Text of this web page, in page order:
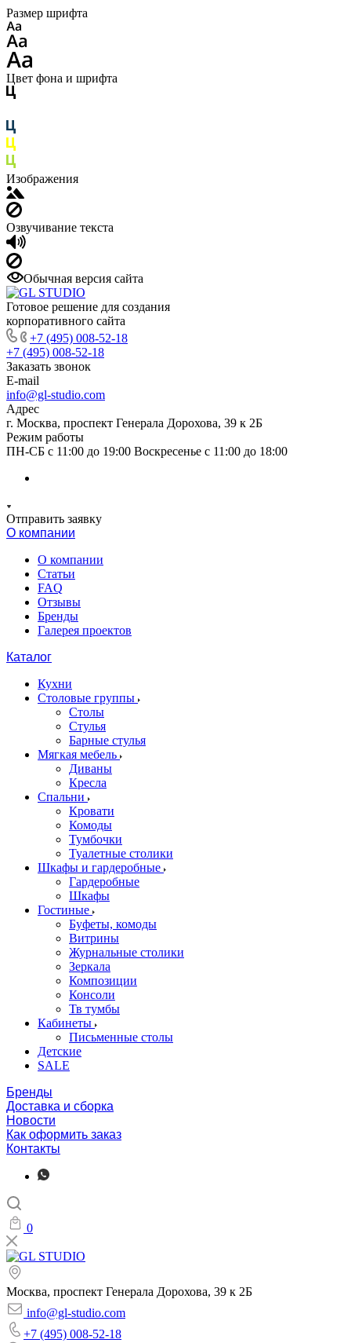
Размер шрифта
Цвет фона и шрифта
Изображения
Озвучивание текста
Обычная версия сайта
Готовое решение для создания
корпоративного сайта
+7 (495) 008-52-18
+7 (495) 008-52-18
Заказать звонок
E-mail
info@gl-studio.com
Адрес
г. Москва, проспект Генерала Дорохова, 39 к 2Б
Режим работы
ПН-СБ с 11:00 до 19:00 Воскресенье с 11:00 до 18:00
Отправить заявку
О компании
О компании
Статьи
FAQ
Отзывы
Бренды
Галерея проектов
Каталог
Кухни
Столовые группы
Столы
Стулья
Барные стулья
Мягкая мебель
Диваны
Кресла
Спальни
Кровати
Комоды
Тумбочки
Туалетные столики
Шкафы и гардеробные
Гардеробные
Шкафы
Гостиные
Буфеты, комоды
Витрины
Журнальные столики
Зеркала
Композиции
Консоли
Тв тумбы
Кабинеты
Письменные столы
Детские
SALE
Бренды
Доставка и сборка
Новости
Как оформить заказ
Контакты
0
Москва, проспект Генерала Дорохова, 39 к 2Б
info@gl-studio.com
+7 (495) 008-52-18